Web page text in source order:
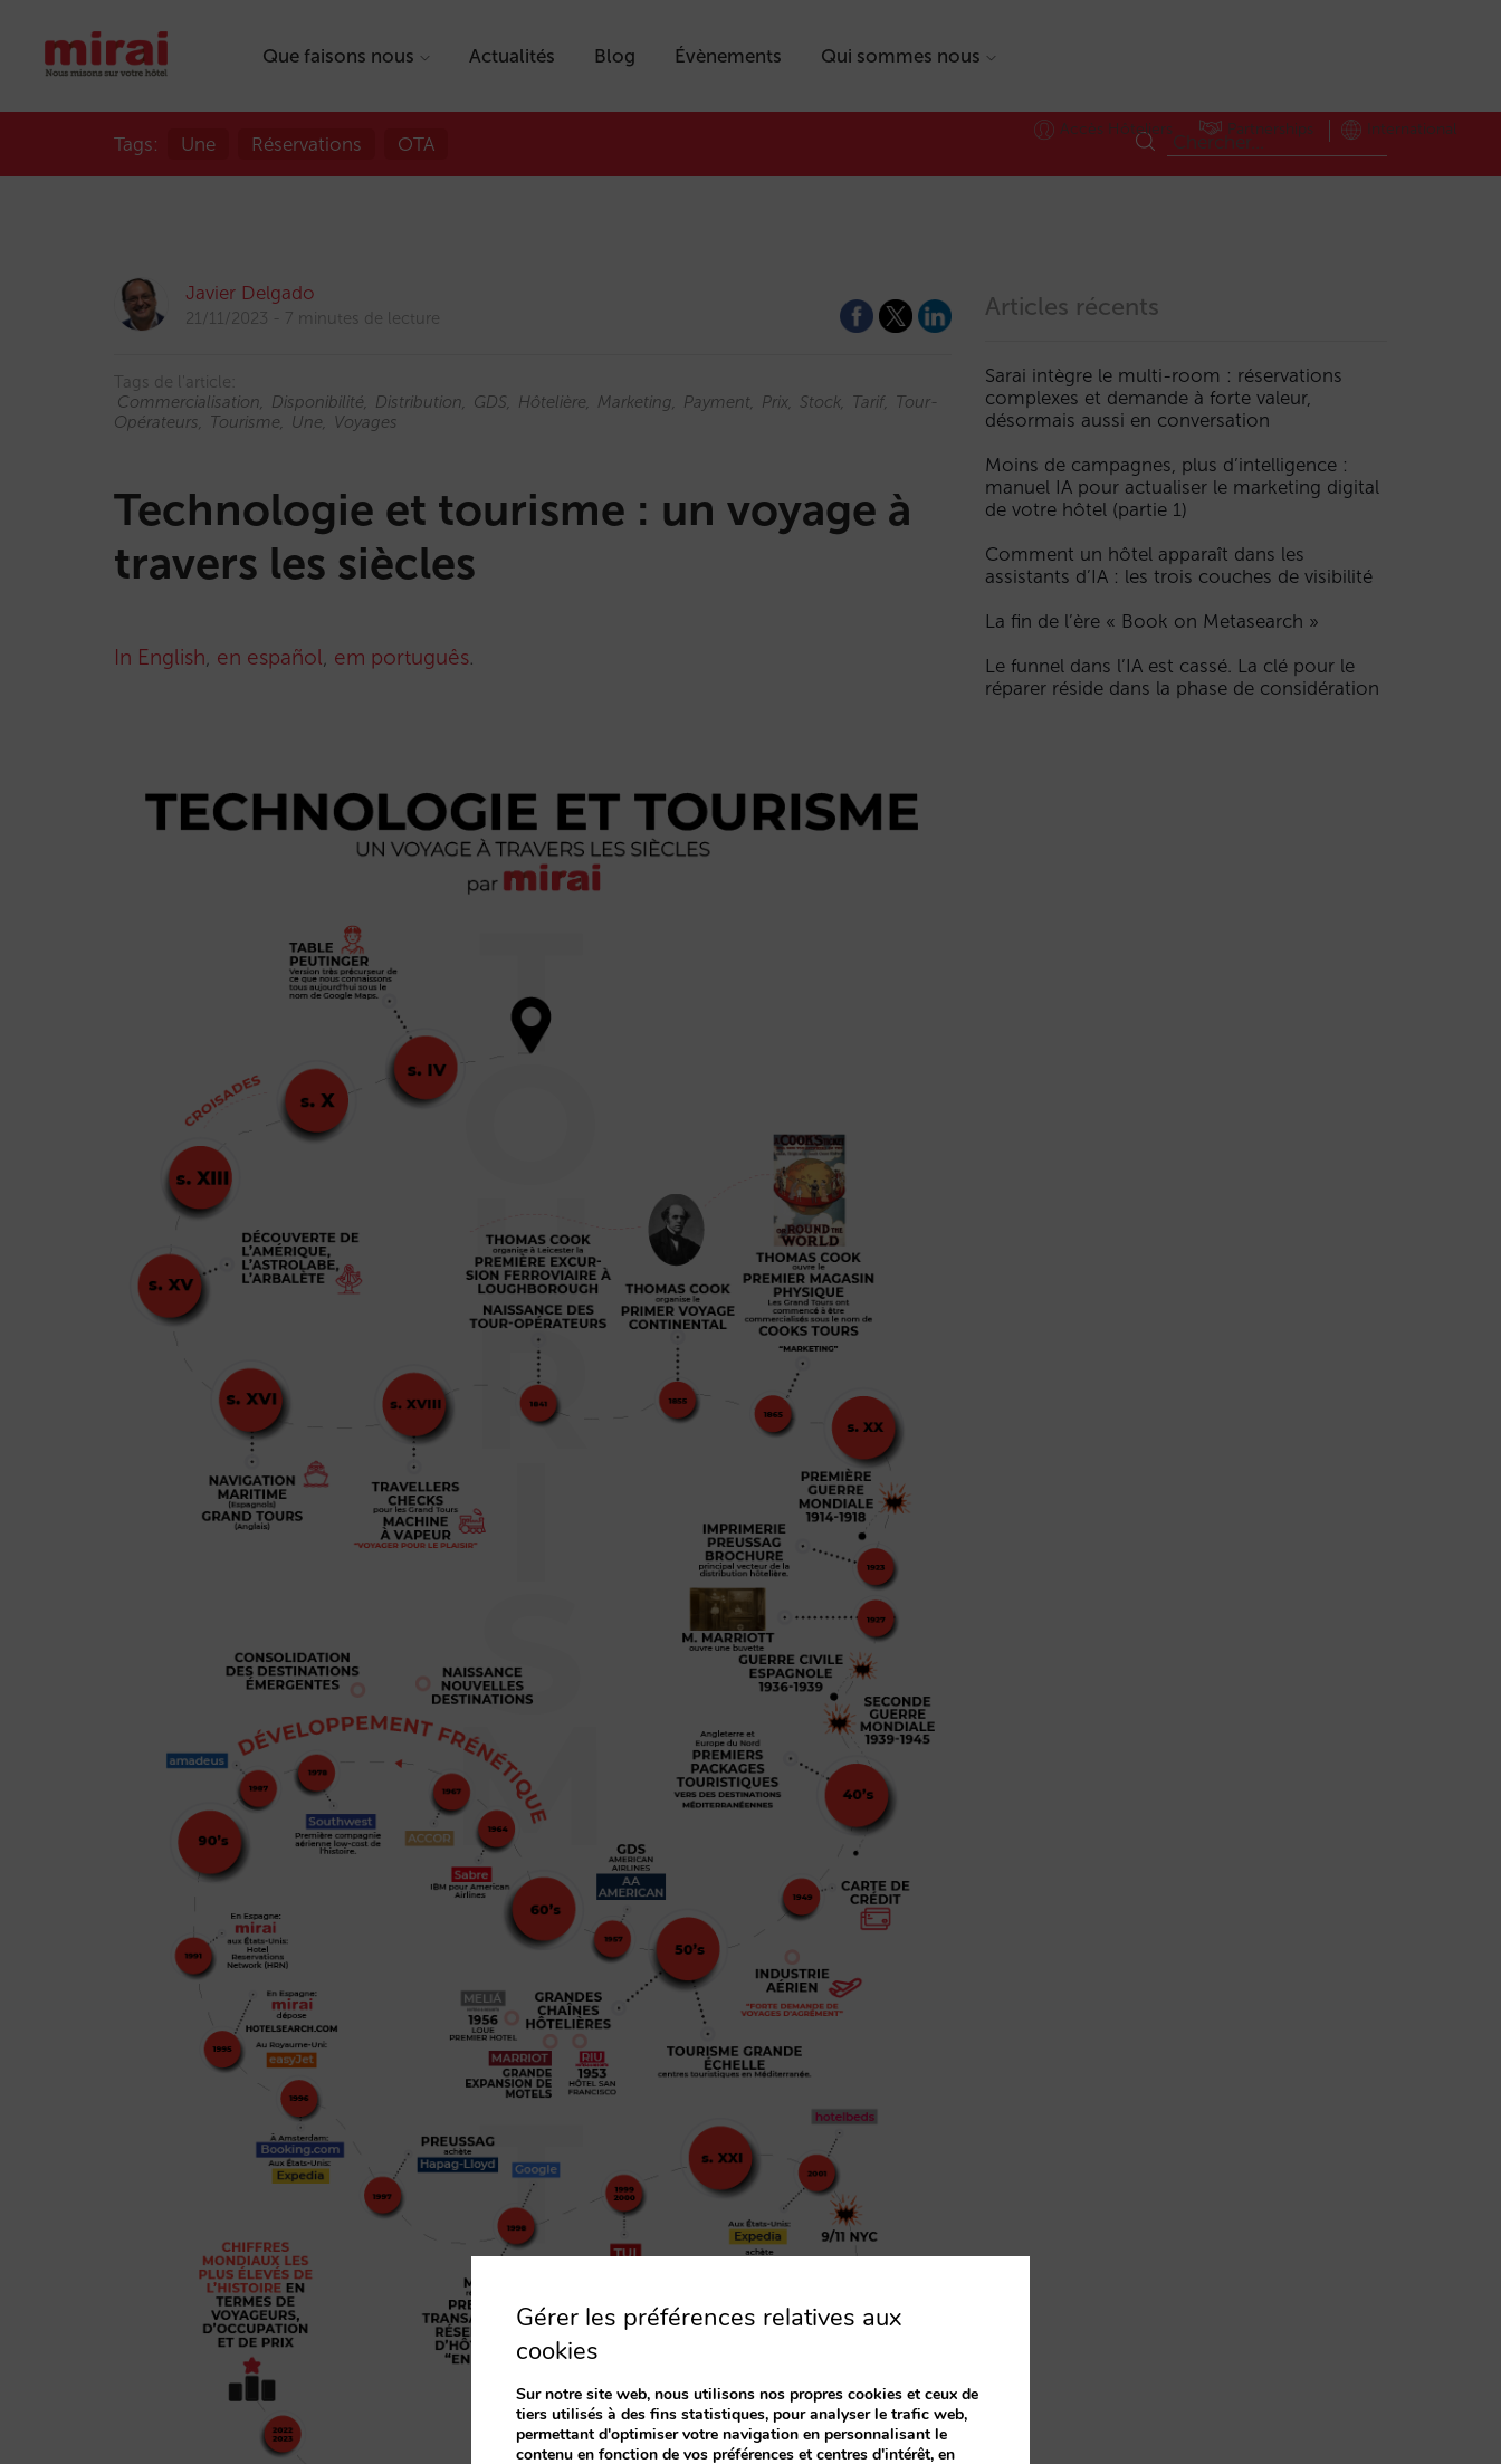
Que faisons nous Actualités Blog Évènements Qui sommes nous
Accès Hôteliers Partnerships International
Tags: Une Réservations OTA
Javier Delgado
21/11/2023 7 minutes de lecture
Tags de l'article:
Commercialisation
Disponibilité Distribution GDS Hôtelière Marketing Payment Prix Stock Tarif
Tour-
Opérateurs
Tourisme Une Voyages
Technologie et tourisme : un voyage à
travers les siècles
In English, en español, em português.
Articles récents
Sarai intègre le multi-room : réservations
complexes et demande à forte valeur,
désormais aussi en conversation
Moins de campagnes, plus d’intelligence :
manuel IA pour actualiser le marketing digital
de votre hôtel (partie 1)
Comment un hôtel apparaît dans les
assistants d’IA : les trois couches de visibilité
La fin de l’ère « Book on Metasearch »
Le funnel dans l’IA est cassé. La clé pour le
réparer réside dans la phase de considération
Gérer les préférences relatives aux
cookies
Sur notre site web, nous utilisons nos propres cookies et ceux de
tiers utilisés à des fins statistiques, pour analyser le trafic web,
permettant d'optimiser votre navigation en personnalisant le
contenu en fonction de vos préférences et centres d'intérêt, en